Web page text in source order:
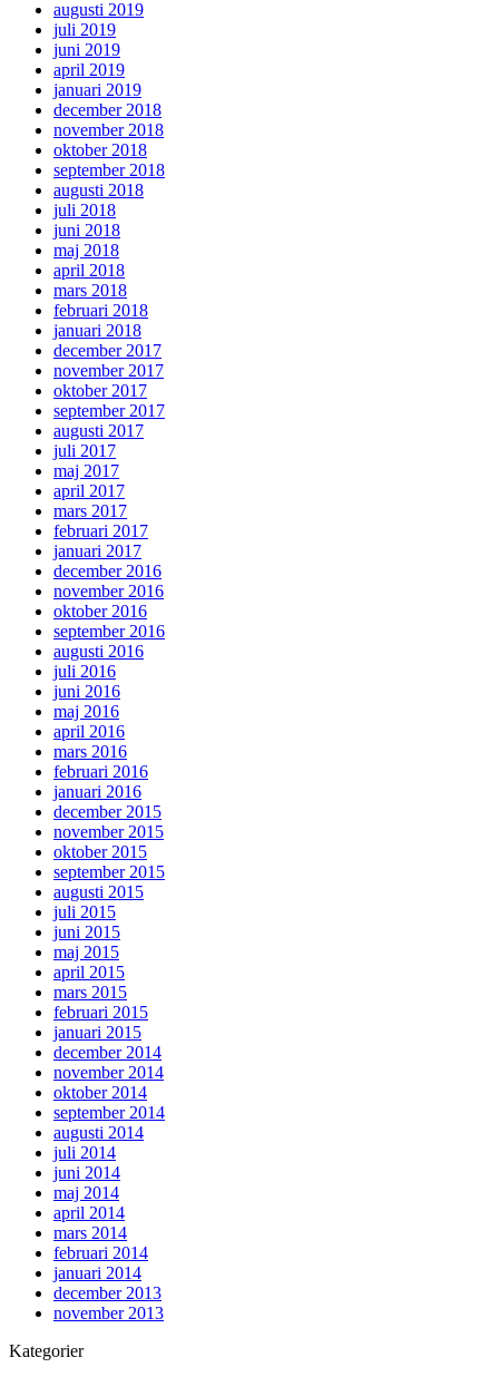
augusti 2019
juli 2019
juni 2019
april 2019
januari 2019
december 2018
november 2018
oktober 2018
september 2018
augusti 2018
juli 2018
juni 2018
maj 2018
april 2018
mars 2018
februari 2018
januari 2018
december 2017
november 2017
oktober 2017
september 2017
augusti 2017
juli 2017
maj 2017
april 2017
mars 2017
februari 2017
januari 2017
december 2016
november 2016
oktober 2016
september 2016
augusti 2016
juli 2016
juni 2016
maj 2016
april 2016
mars 2016
februari 2016
januari 2016
december 2015
november 2015
oktober 2015
september 2015
augusti 2015
juli 2015
juni 2015
maj 2015
april 2015
mars 2015
februari 2015
januari 2015
december 2014
november 2014
oktober 2014
september 2014
augusti 2014
juli 2014
juni 2014
maj 2014
april 2014
mars 2014
februari 2014
januari 2014
december 2013
november 2013
Kategorier